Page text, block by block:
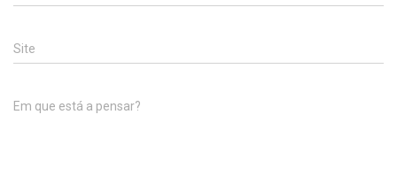
Site
Em que está a pensar?